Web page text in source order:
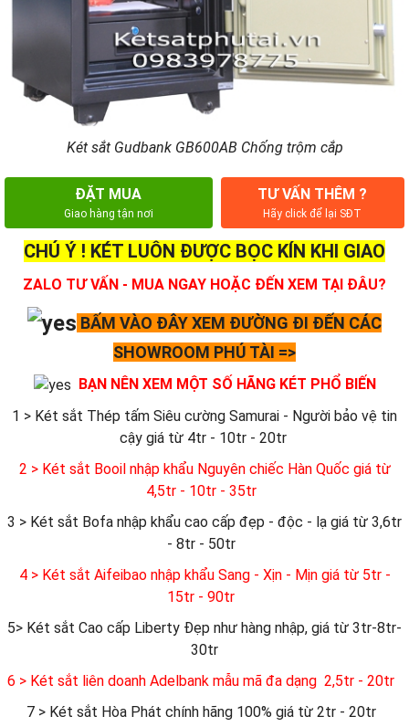
Két sắt Gudbank GB600AB Chống trộm cắp
ĐẶT MUA
Giao hàng tận nơi
TƯ VẤN THÊM ?
Hãy click để lại SĐT
CHÚ Ý ! KÉT LUÔN ĐƯỢC BỌC KÍN KHI GIAO
ZALO TƯ VẤN - MUA NGAY HOẶC ĐẾN XEM TẠI ĐÂU?
BẤM VÀO ĐÂY XEM ĐƯỜNG ĐI ĐẾN CÁC
SHOWROOM PHÚ TÀI =>
BẠN NÊN XEM MỘT SỐ HÃNG KÉT PHỔ BIẾN
1 > Két sắt Thép tấm Siêu cường Samurai - Người bảo vệ tin
cậy giá từ 4tr - 10tr - 20tr
2 > Két sắt Booil nhập khẩu Nguyên chiếc Hàn Quốc giá từ
4,5tr - 10tr - 35tr
3 > Két sắt Bofa nhập khẩu cao cấp đẹp - độc - lạ giá từ 3,6tr
- 8tr - 50tr
4 > Két sắt Aifeibao nhập khẩu Sang - Xịn - Mịn giá từ 5tr -
15tr - 90tr
5> Két sắt Cao cấp Liberty Đẹp như hàng nhập, giá từ 3tr-8tr-
30tr
6 > Két sắt liên doanh Adelbank mẫu mã đa dạng 2,5tr - 20tr
7 > Két sắt Hòa Phát chính hãng 100% giá từ 2tr - 20tr